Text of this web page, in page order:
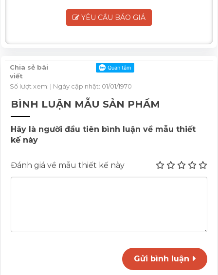
YÊU CẦU BÁO GIÁ
Chia sẻ bài
viết
Số lượt xem: | Ngày cập nhật: 01/01/1970
BÌNH LUẬN MẪU SẢN PHẨM
Hãy là người đầu tiên bình luận về mẫu thiết
kế này
Đánh giá về mẫu thiết kế này
Gửi bình luận